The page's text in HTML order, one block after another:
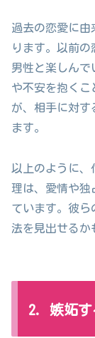
過去の恋愛に由
ります。以前
男性と楽しんで
や不安を抱くこ
が、相手に対す
ます。
以上のように
理は、愛情や独
ています。彼ら
法を見出せるか
2. 嫉妬す